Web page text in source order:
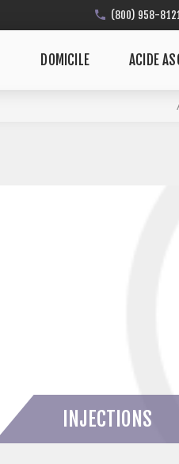
(800) 958-
DOMICILE ACIDE
INJECTIONS